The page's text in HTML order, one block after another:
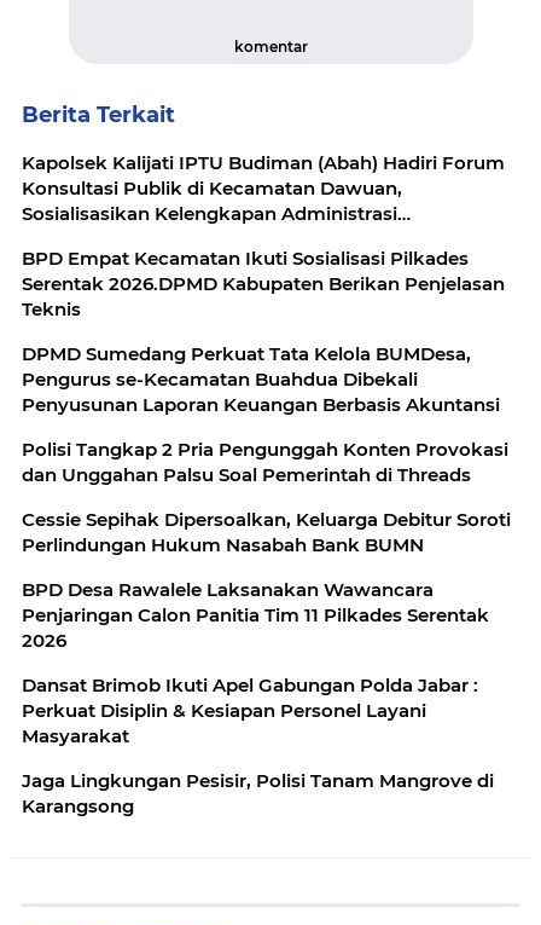
komentar
Berita Terkait
Kapolsek Kalijati IPTU Budiman (Abah) Hadiri Forum
Konsultasi Publik di Kecamatan Dawuan,
Sosialisasikan Kelengkapan Administrasi
BPD Empat Kecamatan Ikuti Sosialisasi Pilkades
Serentak 2026.DPMD Kabupaten Berikan Penjelasan
Teknis
DPMD Sumedang Perkuat Tata Kelola BUMDesa,
Pengurus se-Kecamatan Buahdua Dibekali
Penyusunan Laporan Keuangan Berbasis Akuntansi
Polisi Tangkap 2 Pria Pengunggah Konten Provokasi
dan Unggahan Palsu Soal Pemerintah di Threads
Cessie Sepihak Dipersoalkan, Keluarga Debitur Soroti
Perlindungan Hukum Nasabah Bank BUMN
BPD Desa Rawalele Laksanakan Wawancara
Penjaringan Calon Panitia Tim 11 Pilkades Serentak
2026
Dansat Brimob Ikuti Apel Gabungan Polda Jabar :
Perkuat Disiplin & Kesiapan Personel Layani
Masyarakat
Jaga Lingkungan Pesisir, Polisi Tanam Mangrove di
Karangsong